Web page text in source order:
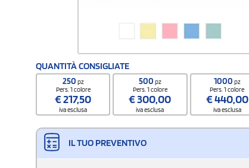
QUANTITÀ CONSIGLIATE
250 pz
Pers. 1 colore
€217,50
iva esclusa
500 pz
Pers. 1 colore
€300,00
iva esclusa
1000 pz
Pers. 1 colore
€440,00
iva esclusa
IL TUO PREVENTIVO